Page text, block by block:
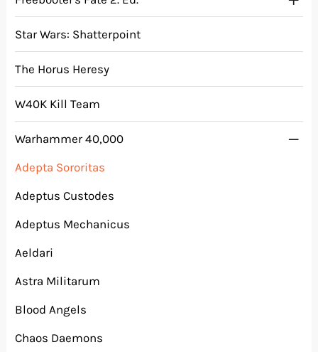
Star Wars: Shatterpoint
The Horus Heresy
W40K Kill Team
Warhammer 40,000
Adepta Sororitas
Adeptus Custodes
Adeptus Mechanicus
Aeldari
Astra Militarum
Blood Angels
Chaos Daemons